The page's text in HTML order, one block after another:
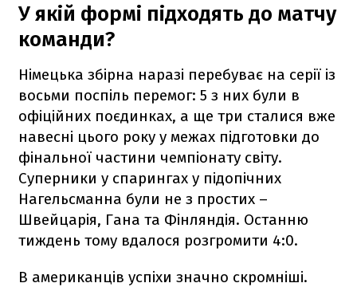
У якій формі підходять до матчу
команди?
Німецька збірна наразі перебуває на серії із
восьми поспіль перемог: 5 з них були в
офіційних поєдинках, а ще три сталися вже
навесні цього року у межах підготовки до
фінальної частини чемпіонату світу.
Суперники у спарингах у підопічних
Нагельсманна були не з простих –
Швейцарія, Гана та Фінляндія. Останню
тиждень тому вдалося розгромити 4:0.
В американців успіхи значно скромніші.